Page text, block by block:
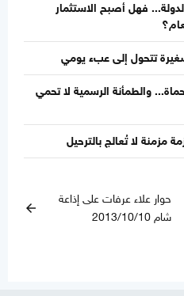
فهل أصبح الاستثمار
تتحول إلى عبء يومي
والطمأنة الرسمية لا تحمي
لا تُعالج بالترحيل
حوار علاء عرفات على إذاعة
شام 2013/10/10
arrow_back